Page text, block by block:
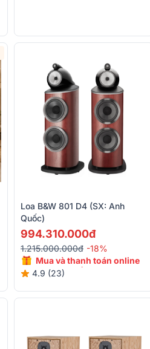
Loa B&W 801 D4 (SX: Anh
Quốc)
994.310.000đ
1.215.000.000đ -18%
Mua và thanh toán online
giảm giá đến 20%
4.9 (23)